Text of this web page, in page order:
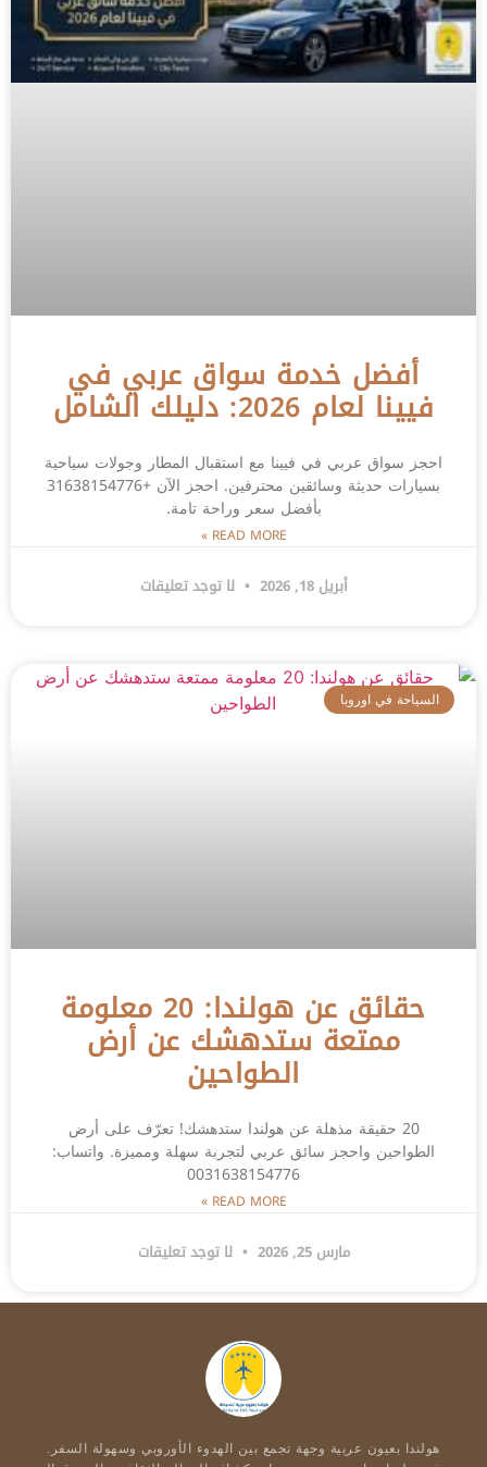
أفضل خدمة سواق عربي في
فيينا لعام 2026: دليلك الشامل
احجز سواق عربي في فيينا مع استقبال المطار وجولات سياحية
بسيارات حديثة وسائقين محترفين. احجز الآن +31638154776
بأفضل سعر وراحة تامة.
READ MORE »
أبريل 18, 2026 لا توجد تعليقات
السياحة في اوروبا
حقائق عن هولندا: 20 معلومة
ممتعة ستدهشك عن أرض
الطواحين
20 حقيقة مذهلة عن هولندا ستدهشك! تعرّف على أرض
الطواحين واحجز سائق عربي لتجربة سهلة ومميزة. واتساب:
0031638154776
READ MORE »
مارس 25, 2026 لا توجد تعليقات
هولندا بعيون عربية وجهة تجمع بين الهدوء الأوروبي وسهولة السفر.